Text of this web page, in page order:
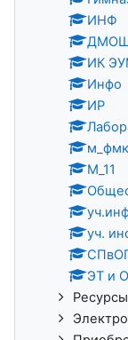
ИНФ
ИК
Инфо
ИР
М_11
уч.
ЭТ и